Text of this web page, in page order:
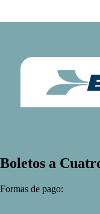
Boletos a
Formas de pago: